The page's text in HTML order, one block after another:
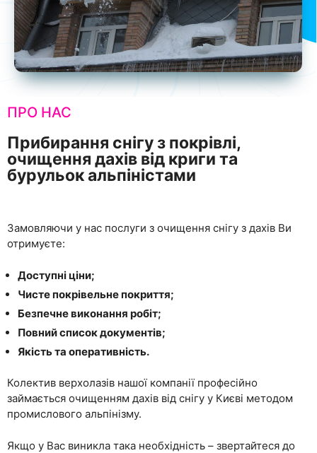
ПРО НАС
Прибирання снігу з покрівлі,
очищення дахів від криги та
бурульок альпіністами
Замовляючи у нас послуги з очищення снігу з дахів Ви
отримуєте:
Доступні ціни;
Чисте покрівельне покриття;
Безпечне виконання робіт;
Повний список документів;
Якість та оперативність.
Колектив верхолазів нашої компанії професійно
займається очищенням дахів від снігу у Києві методом
промислового альпінізму.
Якщо у Вас виникла така необхідність – звертайтеся до